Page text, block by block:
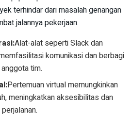
terhindar dari masalah genangan
jalannya pekerjaan.
Alat-alat seperti Slack dan
komunikasi dan berbagi
tim.
Pertemuan virtual memungkinkan
meningkatkan aksesibilitas dan